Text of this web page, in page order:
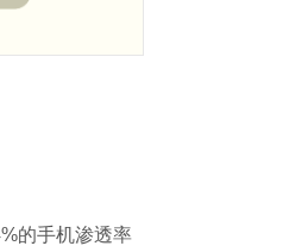
的手机渗透率